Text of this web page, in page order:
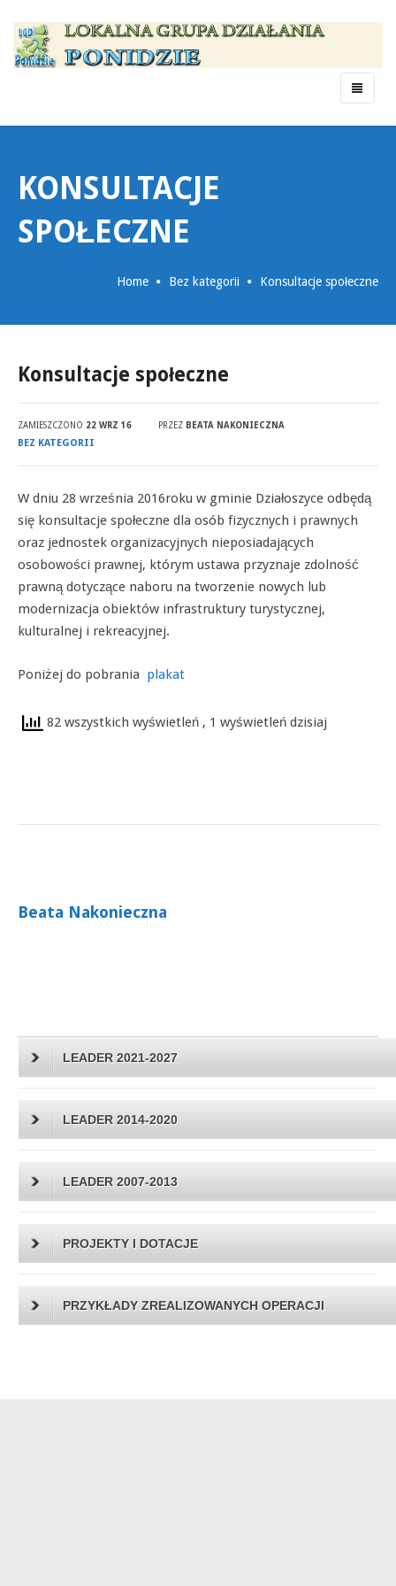
Menu
KONSULTACJE
SPOŁECZNE
Home Bez kategorii Konsultacje społeczne
Konsultacje społeczne
ZAMIESZCZONO 22 WRZ 16 PRZEZ BEATA NAKONIECZNA
BEZ KATEGORII
W dniu 28 września 2016roku w gminie Działoszyce odbędą
się konsultacje społeczne dla osób fizycznych i prawnych
oraz jednostek organizacyjnych nieposiadających
osobowości prawnej, którym ustawa przyznaje zdolność
prawną dotyczące naboru na tworzenie nowych lub
modernizacja obiektów infrastruktury turystycznej,
kulturalnej i rekreacyjnej.
Poniżej do pobrania plakat
82 wszystkich wyświetleń , 1 wyświetleń dzisiaj
Beata Nakonieczna
LEADER 2021-2027
LEADER 2014-2020
LEADER 2007-2013
PROJEKTY I DOTACJE
PRZYKŁADY ZREALIZOWANYCH OPERACJI